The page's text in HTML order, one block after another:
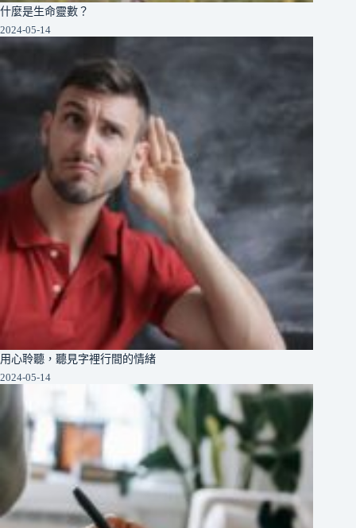
什麼是生命靈數？
2024-05-14
用心聆聽，聽見字裡行間的情緒
2024-05-14